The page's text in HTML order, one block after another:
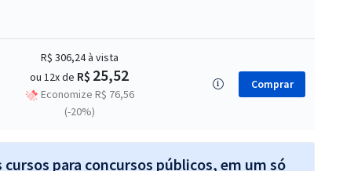
R$ 306,24à vista
ou 12x de R$ 25,52
Economize R$ 76,56
(-20%)
Comprar
para concursos públicos, em um só